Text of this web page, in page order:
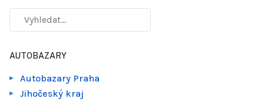
AUTOBAZARY
Autobazary Praha
Jihočeský kraj